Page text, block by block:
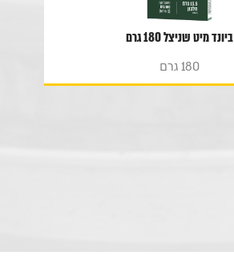
ביונד מיט שניצל 180 גרם
180 גרם